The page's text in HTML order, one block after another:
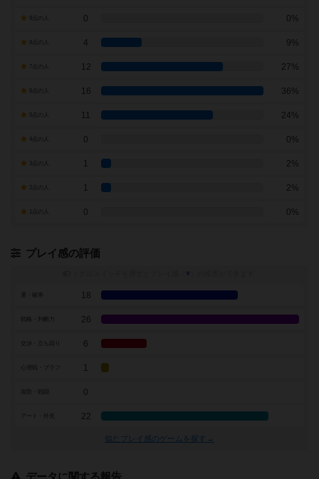
9点の人 0 0%
4 9%
7点の人 12 27%
16 36%
11 24%
0 0%
1 2%
1 2%
0 0%
プレイ感の評価
※
18
26
交渉・立ち回り 6
1
0
アート・外見 22
似たプレイ感のゲームを探す→
データに関する報告